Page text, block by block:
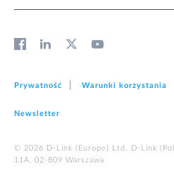
Prywatność Warunki korzystania
Newsletter
© 2026 D‑Link (Europe) Ltd. D-Link
11A, 02-809 Warszawa